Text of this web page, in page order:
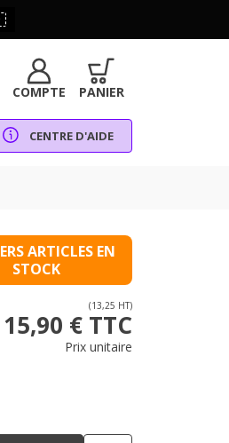
COMPTE PANIER
CENTRE D'AIDE
ARTICLES EN
STOCK
(13,25 HT)
15,90 € TTC
Prix unitaire